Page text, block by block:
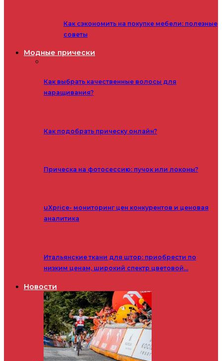
Как сэкономить на покупке мебели: полезные
советы
Модные прически
Как выбрать качественные волосы для
наращивания?
Как подобрать прическу онлайн?
Прическа на фотосессию: пучок или локоны?
uXprice- мониторинг цен конкурентов и ценовая
аналитика
Итальянские ткани для штор: приобрести по
низким ценам, широкий спектр цветовой…
Новости